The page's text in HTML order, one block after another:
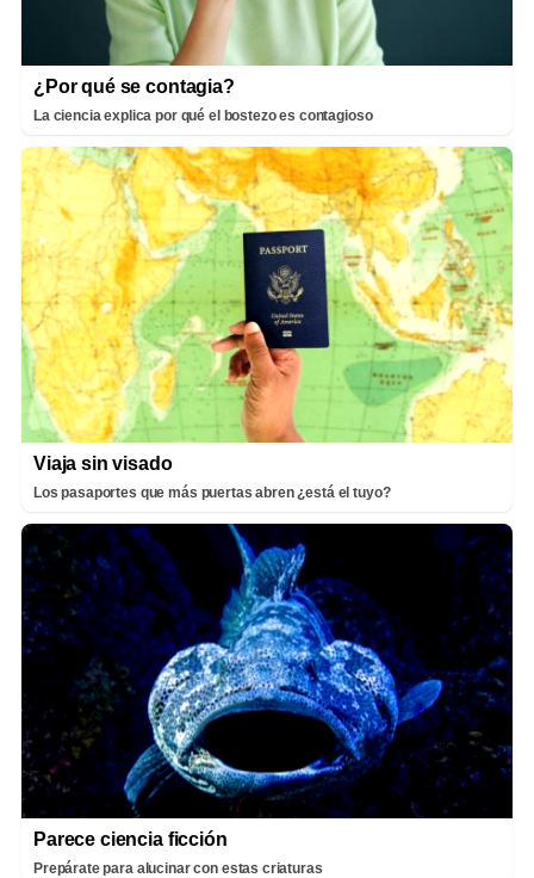
¿Por qué se contagia?
La ciencia explica por qué el bostezo es contagioso
Viaja sin visado
Los pasaportes que más puertas abren ¿está el tuyo?
Parece ciencia ficción
Prepárate para alucinar con estas criaturas